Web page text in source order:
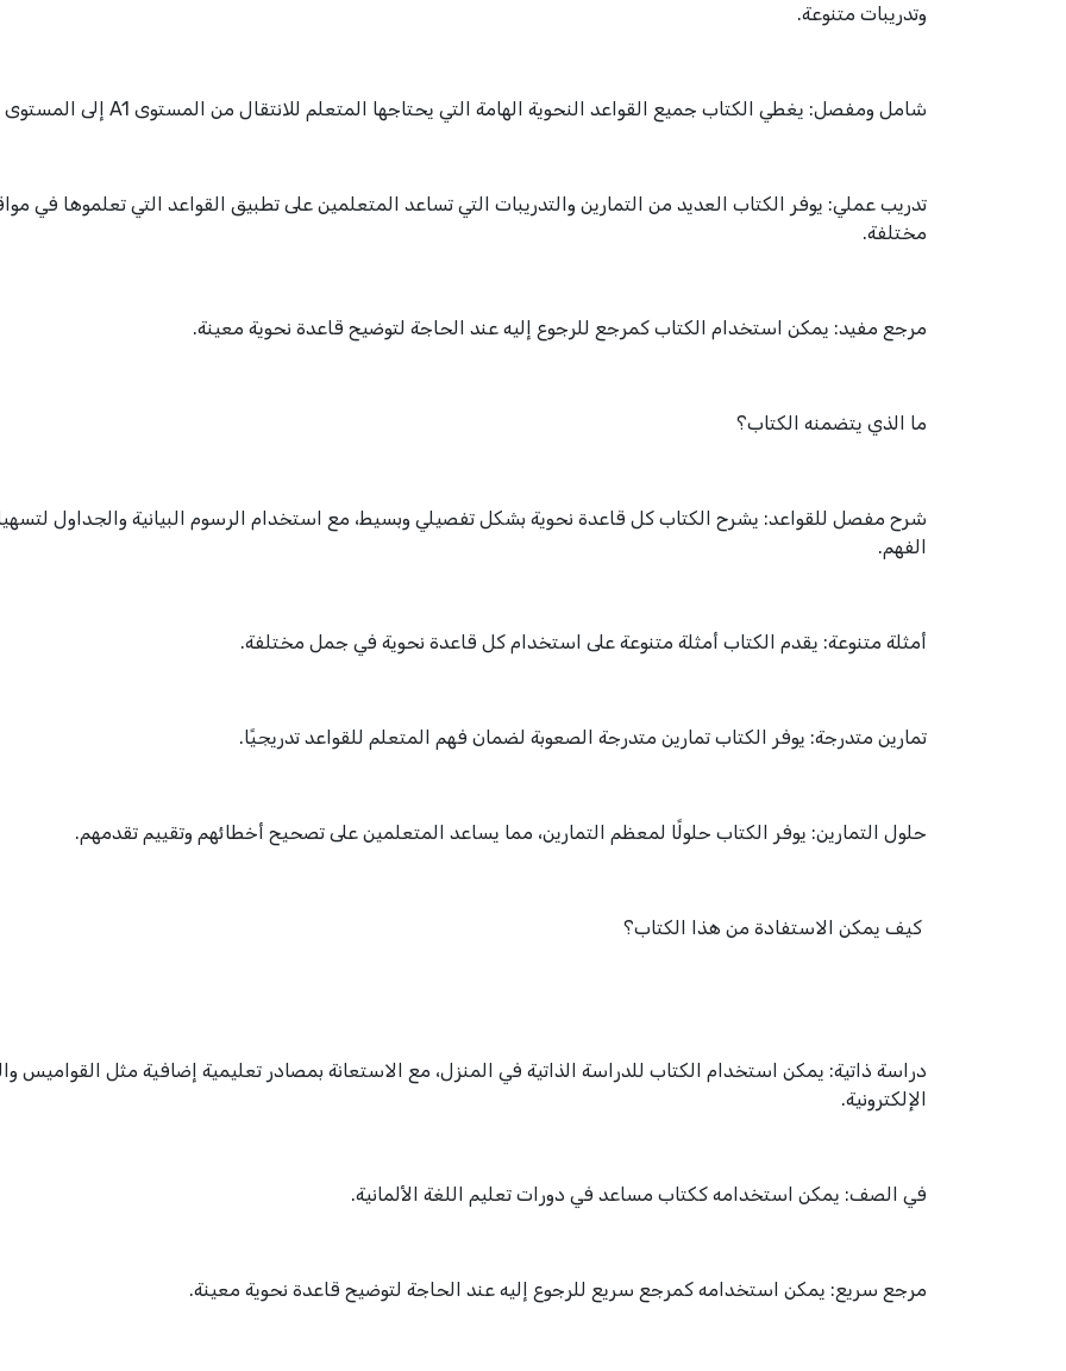
وتدريبات متنوعة.
شامل ومفصل: يغطي الكتاب جميع القواعد النحوية الهامة التي يحتاجها المتعلم للانتقال من المستوى A1 إلى المستوى B1.
تدريب عملي: يوفر الكتاب العديد من التمارين والتدريبات التي تساعد المتعلمين على تطبيق القواعد التي تعلموها في
مختلفة.
مرجع مفيد: يمكن استخدام الكتاب كمرجع للرجوع إليه عند الحاجة لتوضيح قاعدة نحوية معينة.
ما الذي يتضمنه الكتاب؟
شرح مفصل للقواعد: يشرح الكتاب كل قاعدة نحوية بشكل تفصيلي وبسيط، مع استخدام الرسوم البيانية والجداول
الفهم.
أمثلة متنوعة: يقدم الكتاب أمثلة متنوعة على استخدام كل قاعدة نحوية في جمل مختلفة.
تمارين متدرجة: يوفر الكتاب تمارين متدرجة الصعوبة لضمان فهم المتعلم للقواعد تدريجيًا.
حلول التمارين: يوفر الكتاب حلولًا لمعظم التمارين، مما يساعد المتعلمين على تصحيح أخطائهم وتقييم تقدمهم.
كيف يمكن الاستفادة من هذا الكتاب؟
دراسة ذاتية: يمكن استخدام الكتاب للدراسة الذاتية في المنزل، مع الاستعانة بمصادر تعليمية إضافية مثل القواميس
الإلكترونية.
في الصف: يمكن استخدامه ككتاب مساعد في دورات تعليم اللغة الألمانية.
مرجع سريع: يمكن استخدامه كمرجع سريع للرجوع إليه عند الحاجة لتوضيح قاعدة نحوية معينة.